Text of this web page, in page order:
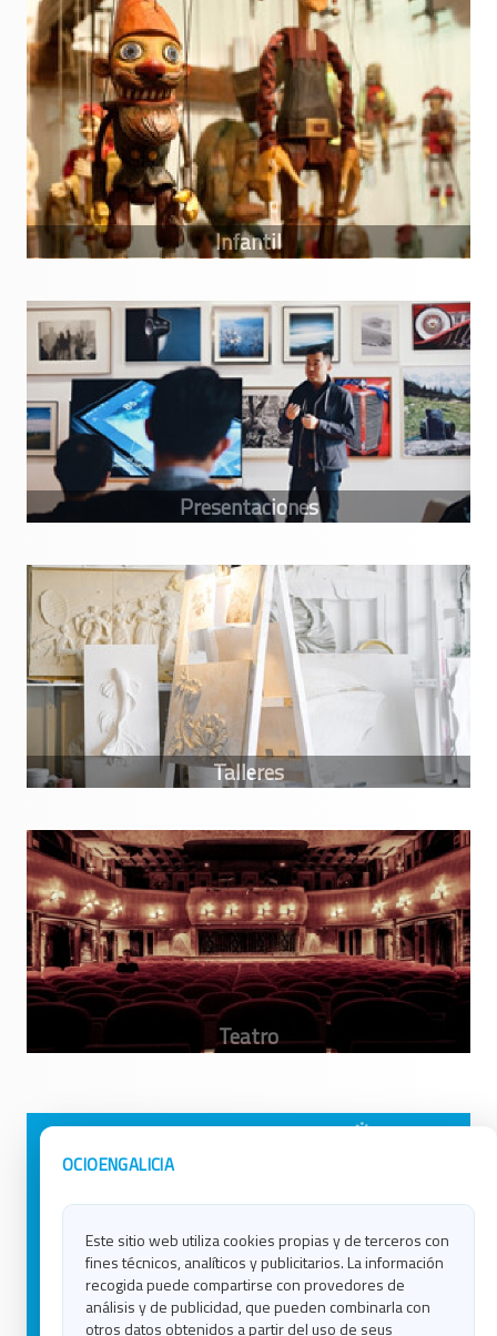
OCIOENGALICIA
Este sitio web utiliza cookies propias y de terceros con
fines técnicos, analíticos y publicitarios. La información
recogida puede compartirse con provedores de
análisis y de publicidad, que pueden combinarla con
otros datos obtenidos a partir del uso de seus
Avisos Legales
Contacto
Política de Cookies
Ocio en Lugo
Ocio en Ourense
Ocio en Pontevedra
Ocio en Santiago